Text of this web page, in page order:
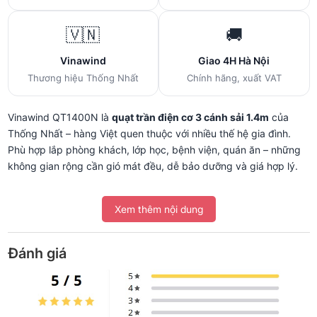
🇻🇳
Vinawind
Thương hiệu Thống Nhất
🚚
Giao 4H Hà Nội
Chính hãng, xuất VAT
Vinawind QT1400N là quạt trần điện cơ 3 cánh sải 1.4m của
Thống Nhất – hàng Việt quen thuộc với nhiều thế hệ gia đình.
Phù hợp lắp phòng khách, lớp học, bệnh viện, quán ăn – những
không gian rộng cần gió mát đều, dễ bảo dưỡng và giá hợp lý.
📏 Sải 1.4m – lắp được phòng cỡ nào?
khách gia đình, lớp học nhỏ, quán ăn cỡ vừa. Với 3 cánh dài 1.4m
+ đầu cánh uốn cong, gió tản rộng và đều, không bị giật. Tiếng
ồn thấp – dùng được cả phòng ngủ.
Xem thêm nội dung
Đánh giá